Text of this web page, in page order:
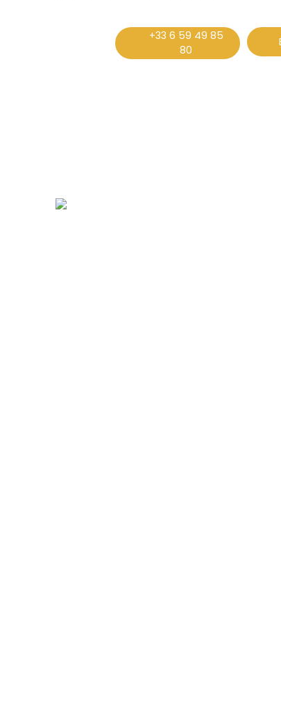
+33 6 59 49 85
80